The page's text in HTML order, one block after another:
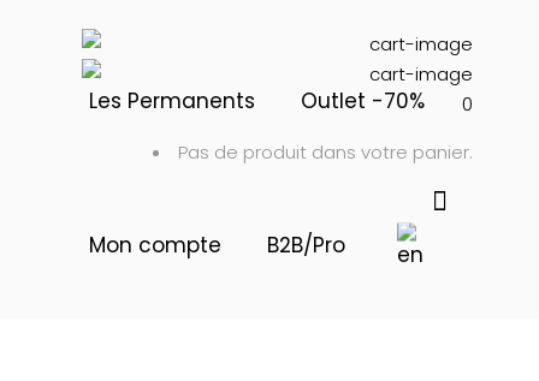
Les Permanents Outlet -70%
Mon compte B2B/Pro
0
Pas de produit dans votre panier.